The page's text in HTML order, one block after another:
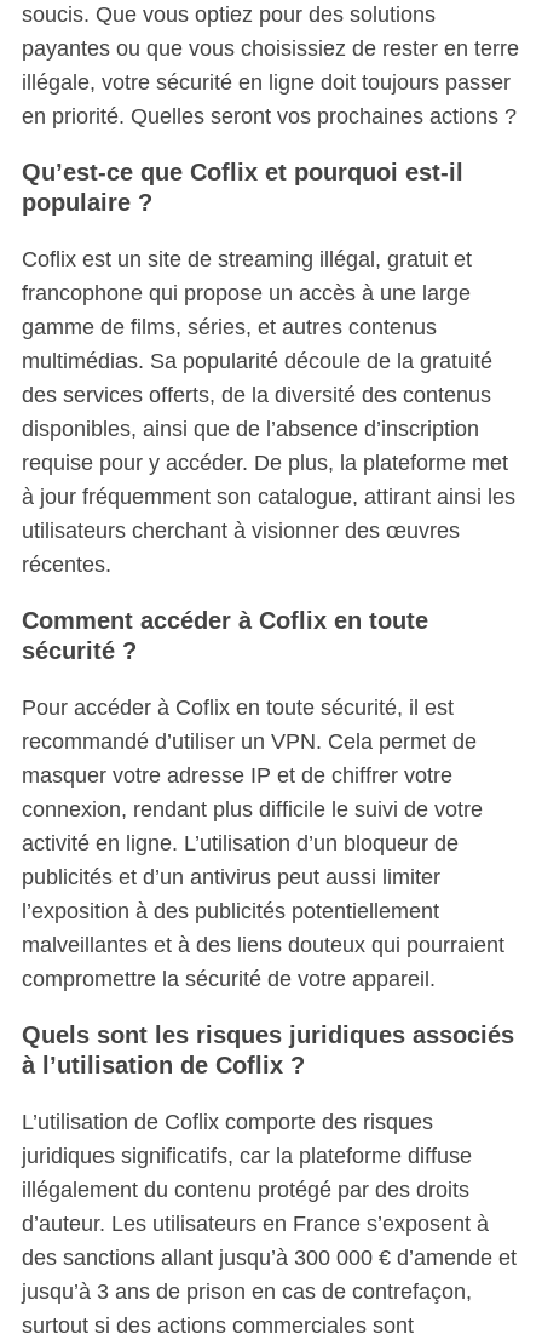
soucis. Que vous optiez pour des solutions
payantes ou que vous choisissiez de rester en terre
illégale, votre sécurité en ligne doit toujours passer
en priorité. Quelles seront vos prochaines actions ?
Qu’est-ce que Coflix et pourquoi est-il
populaire ?
Coflix est un site de streaming illégal, gratuit et
francophone qui propose un accès à une large
gamme de films, séries, et autres contenus
multimédias. Sa popularité découle de la gratuité
des services offerts, de la diversité des contenus
disponibles, ainsi que de l’absence d’inscription
requise pour y accéder. De plus, la plateforme met
à jour fréquemment son catalogue, attirant ainsi les
utilisateurs cherchant à visionner des œuvres
récentes.
Comment accéder à Coflix en toute
sécurité ?
Pour accéder à Coflix en toute sécurité, il est
recommandé d’utiliser un VPN. Cela permet de
masquer votre adresse IP et de chiffrer votre
connexion, rendant plus difficile le suivi de votre
activité en ligne. L’utilisation d’un bloqueur de
publicités et d’un antivirus peut aussi limiter
l’exposition à des publicités potentiellement
malveillantes et à des liens douteux qui pourraient
compromettre la sécurité de votre appareil.
Quels sont les risques juridiques associés
à l’utilisation de Coflix ?
L’utilisation de Coflix comporte des risques
juridiques significatifs, car la plateforme diffuse
illégalement du contenu protégé par des droits
d’auteur. Les utilisateurs en France s’exposent à
des sanctions allant jusqu’à 300 000 € d’amende et
jusqu’à 3 ans de prison en cas de contrefaçon,
surtout si des actions commerciales sont